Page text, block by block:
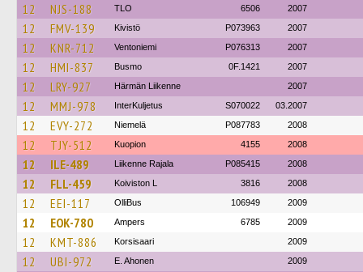
12 NJS-188 TLO 6506 2007
12 FMV-139 Kivistö P073963 2007
12 KNR-712 Ventoniemi P076313 2007
12 HMI-837 Busmo 0F.1421 2007
12 LRY-927 Härmän Liikenne 2007
12 MMJ-978 InterKuljetus S070022 03.2007
12 EVY-272 Niemelä P087783 2008
12 TJY-512 Kuopion 4155 2008
12 ILE-489 Liikenne Rajala P085415 2008
12 FLL-459 Koiviston L 3816 2008
12 EEI-117 OlliBus 106949 2009
12 EOK-780 Ampers 6785 2009
12 KMT-886 Korsisaari 2009
12 UBI-972 E. Ahonen 2009